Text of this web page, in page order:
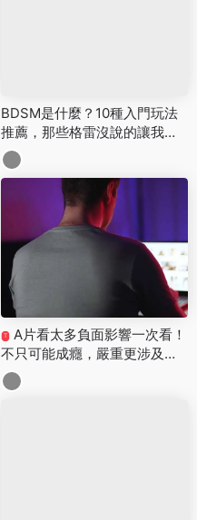
BDSM是什麼？10種入門玩法
推薦，那些格雷沒說的讓我們
告訴你！
T
A片看太多負面影響一次看！
不只可能成癮，嚴重更涉及心
理健康